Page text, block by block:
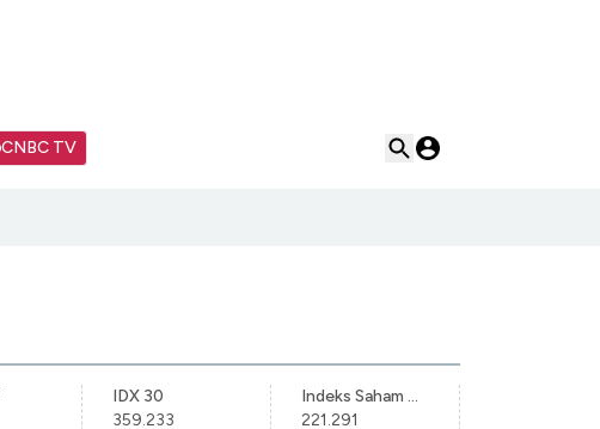
CNBC TV
IDX 30
359.233
Indeks Saham Syariah Indonesia
221.291